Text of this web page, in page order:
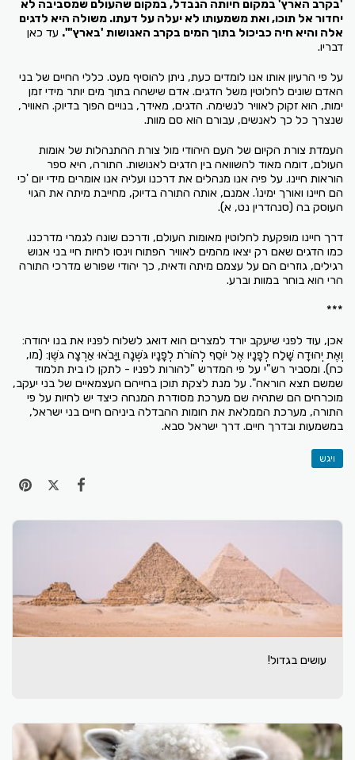
'בקרב הארץ' במקום חיותה הנבדל, במקום שהעולם שמסביבה לא
יחדור אל תוכו, ואת משמעותו לא יעלה על דעתו. משולה היא לדגים
אלה והיא חיה כביכול בתוך המים בקרב האנושות 'בארץ'". עד כאן
דבריו.
על פי הרעיון אותו אנו לומדים כעת, ניתן להוסיף מעט. כללי החיים של בני
האדם שונים לחלוטין משל הדגים. אדם שישהה בתוך מים יותר מידי זמן
ימות, הוא זקוק לאוויר לנשימה. הדגים, מאידך, בנויים הפוך בדיוק. האוויר,
שנצרך כל כך לאנשים, עבורם הוא סם מוות.
העמדת צורת הקיום של העם היהודי מול צורת ההתנהלות של אומות
העולם, דומה מאוד להשוואה בין הדגים לאנושות. התורה, היא ספר
הוראות חיינו. על פיה אנו מנהלים את דרכנו ועליה אנו אומרים מידי יום 'כי
הם חיינו ואורך ימינו'. אמנם, אותה התורה בדיוק, מחייבת מיתה את הגוי
העוסק בה (סנהדרין נט, א).
דרך חיינו מופקעת לחלוטין מאומות העולם, ודרכם שונה לגמרי מדרכנו.
כמו הדגים שאם רק יצאו מהמים לאוויר הפתוח וינסו לחיות חיי בני אנוש
רגילים, גוזרים הם על עצמם מיתה ודאית, כך יהודי שפורש מדרכי התורה
הרי הוא בוחר במוות וברע.
***
אכן, עוד לפני שיעקב יורד למצרים הוא דואג לשלוח לפניו את בנו יהודה:
וְאֶת יְהוּדָה שָׁלַח לְפָנָיו אֶל יוֹסֵף לְהוֹרֹת לְפָנָיו גּשְׁנָה וַיָּבֹאוּ אַרְצָה גּשֶׁן: (מו,
כח). ומסביר רש"י על פי המדרש "להורות לפניו - לתקן לו בית תלמוד
שמשם תצא הוראה". על מנת לצקת תוכן בחייהם העצמאיים של בני יעקב,
מוכרחים הם שתהיה שם מערכת מסודרת המנחה כיצד יש לחיות על פי
התורה, מערכת הממלאת את חומות ההבדלה ביניהם חיים בני ישראל,
במשמעות ובדרך חיים. דרך ישראל סבא.
ויגש
עושים בגדול!